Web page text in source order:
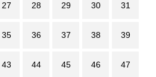
27 28 29 30 31
35 36 37 38 39
43 44 45 46 47